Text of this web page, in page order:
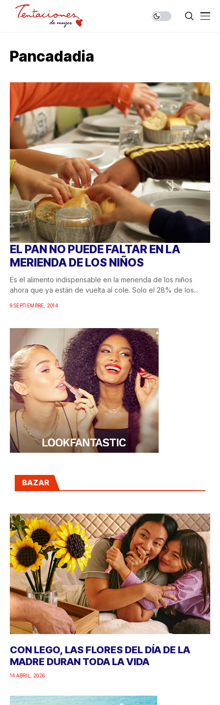
Pancadadia
EL PAN NO PUEDE FALTAR EN LA
MERIENDA DE LOS NIÑOS
Es el alimento indispensable en la merienda de los niños
ahora que ya están de vuelta al cole. Solo el 28% de los...
9 SEPTIEMBRE, 2014
BAZAR
CON LEGO, LAS FLORES DEL DÍA DE LA
MADRE DURAN TODA LA VIDA
14 ABRIL, 2026